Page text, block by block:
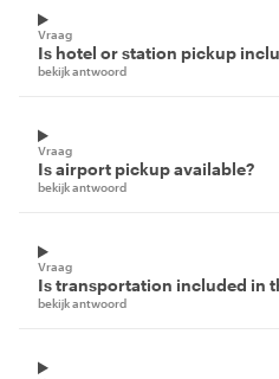
Vraag
Is hotel or station pickup
bekijk antwoord
Vraag
Is airport pickup available?
bekijk antwoord
Vraag
Is transportation included in
bekijk antwoord